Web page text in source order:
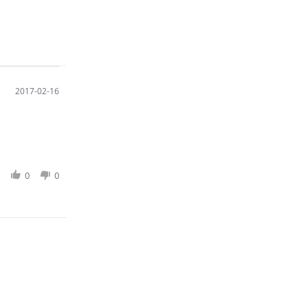
2017-02-16
0 0